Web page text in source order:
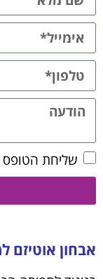
שליחת
אבחון אוטיזם